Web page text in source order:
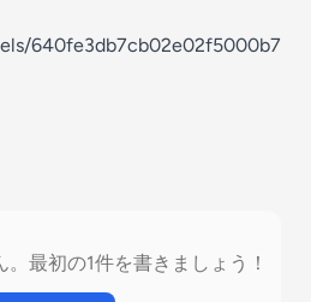
640fe3db7cb02e02f5000b7
最初の1件を書きましょう！